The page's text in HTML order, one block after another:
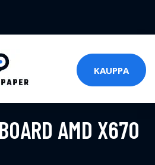
KAUPPA
AMD X670